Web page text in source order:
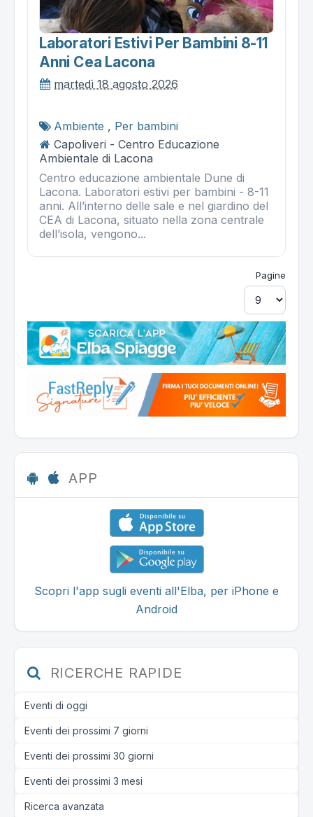
Laboratori Estivi Per Bambini 8-11
Anni Cea Lacona
martedì 18 agosto 2026
Ambiente , Per bambini
Capoliveri - Centro Educazione
Ambientale di Lacona
Centro educazione ambientale Dune di
Lacona. Laboratori estivi per bambini - 8-11
anni. All’interno delle sale e nel giardino del
CEA di Lacona, situato nella zona centrale
dell’isola, vengono...
Pagine
APP
Scopri l'app sugli eventi all'Elba, per iPhone e
Android
RICERCHE RAPIDE
Eventi di oggi
Eventi dei prossimi 7 giorni
Eventi dei prossimi 30 giorni
Eventi dei prossimi 3 mesi
Ricerca avanzata